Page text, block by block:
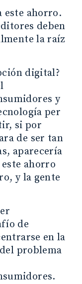
este ahorro.
deben
la raíz
digital?
y
per
si por
de ser tan
aparecería
ahorro
y la gente
de
en la
problema